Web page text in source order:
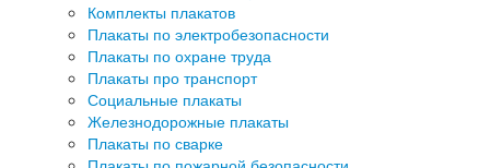
Комплекты плакатов
Плакаты по электробезопасности
Плакаты по охране труда
Плакаты про транспорт
Социальные плакаты
Железнодорожные плакаты
Плакаты по сварке